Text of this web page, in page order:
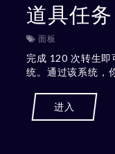
道具任务
面板
完成 120 次转生
统。通过该系统，
进入